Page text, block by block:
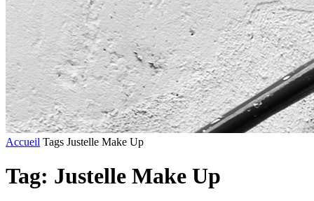
Accueil Tags Justelle Make Up
Tag: Justelle Make Up